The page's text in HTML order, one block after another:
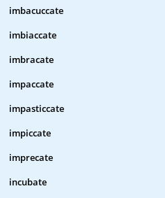
imbacuccate
imbiaccate
imbracate
impaccate
impasticcate
impiccate
imprecate
incubate